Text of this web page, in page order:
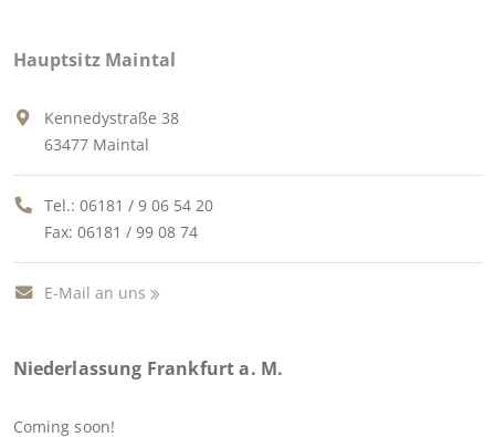
Hauptsitz Maintal
Kennedystraße 38
63477 Maintal
Tel.: 06181 / 9 06 54 20
Fax: 06181 / 99 08 74
E-Mail an uns
Niederlassung Frankfurt a. M.
Coming soon!